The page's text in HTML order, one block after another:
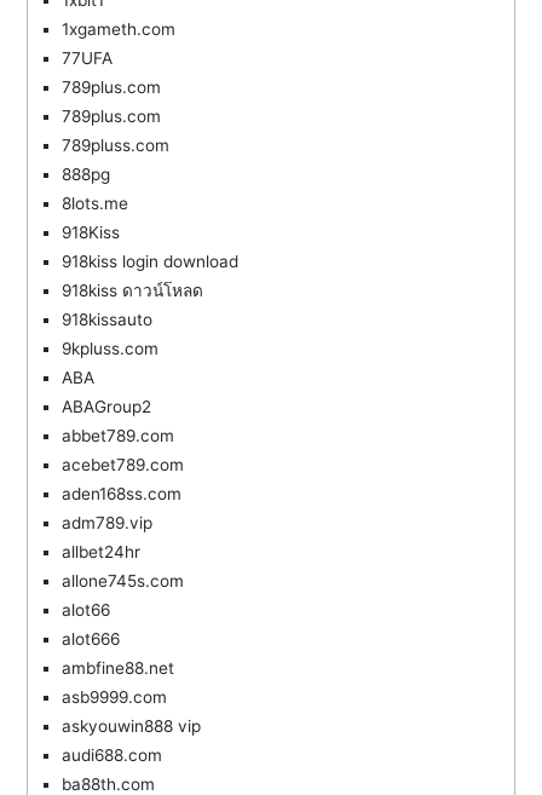
1xgameth.com
77UFA
789plus.com
789plus.com
789pluss.com
888pg
8lots.me
918Kiss
918kiss login download
918kiss ดาวน์โหลด
918kissauto
9kpluss.com
ABA
ABAGroup2
abbet789.com
acebet789.com
aden168ss.com
adm789.vip
allbet24hr
allone745s.com
alot66
alot666
ambfine88.net
asb9999.com
askyouwin888 vip
audi688.com
ba88th.com